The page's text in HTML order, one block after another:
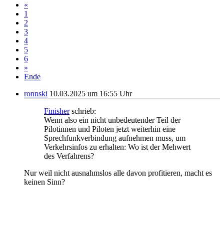
«
1
2
3
4
5
6
»
Ende
ronnski 10.03.2025 um 16:55 Uhr
Finisherschrieb:
Wenn also ein nicht unbedeutender Teil der
Pilotinnen und Piloten jetzt weiterhin eine
Sprechfunkverbindung aufnehmen muss, um
Verkehrsinfos zu erhalten: Wo ist der Mehwert
des Verfahrens?
Nur weil nicht ausnahmslos alle davon profitieren, macht es
keinen Sinn?